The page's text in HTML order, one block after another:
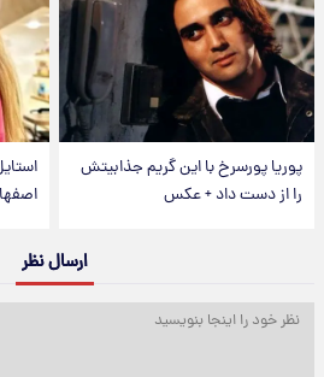
پوریا پورسرخ با این گریم جذابیتش
را از دست داد + عکس
ارسال نظر